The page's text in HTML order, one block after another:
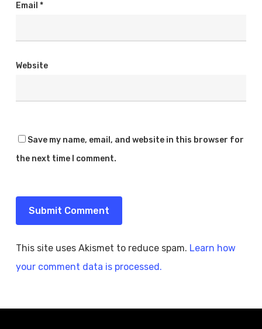
Email *
Website
Save my name, email, and website in this browser for
the next time I comment.
This site uses Akismet to reduce spam. Learn how
your comment data is processed.